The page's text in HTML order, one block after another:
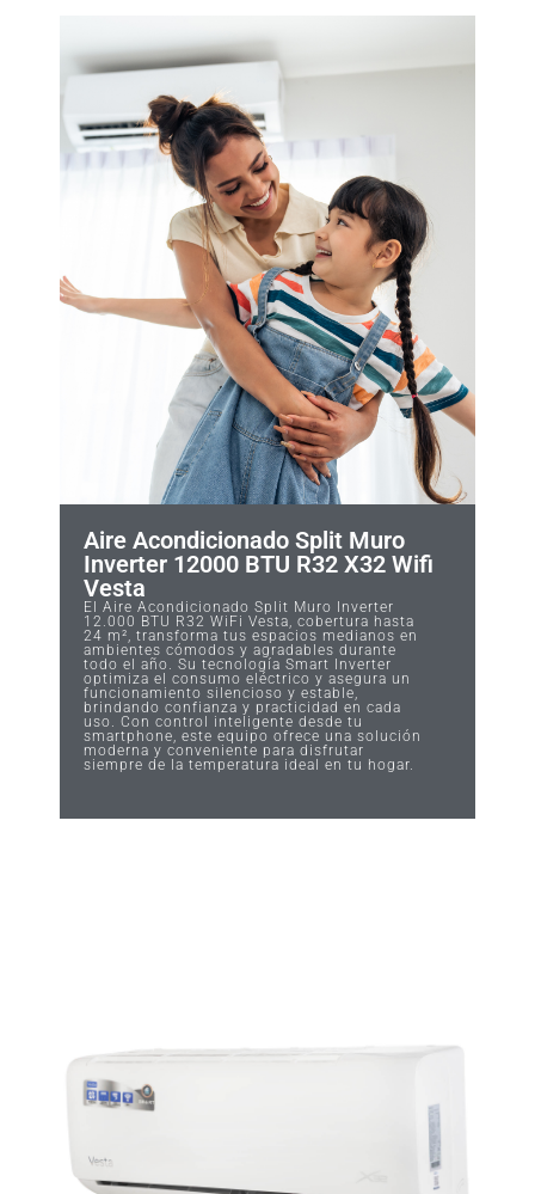
Aire Acondicionado Split Muro
Inverter 12000 BTU R32 X32 Wifi
Vesta
El Aire Acondicionado Split Muro Inverter
12.000 BTU R32 WiFi Vesta, cobertura hasta
24 m², transforma tus espacios medianos en
ambientes cómodos y agradables durante
todo el año. Su tecnología Smart Inverter
optimiza el consumo eléctrico y asegura un
funcionamiento silencioso y estable,
brindando confianza y practicidad en cada
uso. Con control inteligente desde tu
smartphone, este equipo ofrece una solución
moderna y conveniente para disfrutar
siempre de la temperatura ideal en tu hogar.